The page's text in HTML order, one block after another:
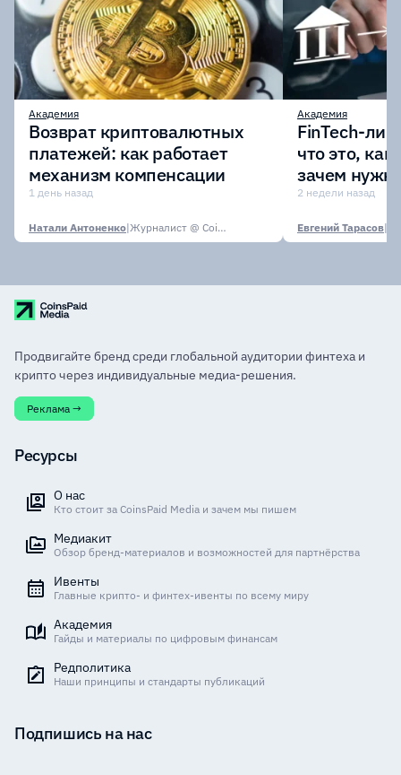
Академия
Возврат криптовалютных
платежей: как работает
механизм компенсации
1 день назад
Натали Антоненко| Журналист @ CoinsPaid Media
Академия
FinTech-
что это,
зачем
2 недели назад
Евгений Тарасов|
Продвигайте бренд среди глобальной аудитории финтеха и
крипто через индивидуальные медиа-решения.
Реклама →
Ресурсы
О нас
Кто стоит за CoinsPaid Media и зачем мы пишем
Медиакит
Обзор бренд-материалов и возможностей для партнёрства
Ивенты
Главные крипто- и финтех-ивенты по всему миру
Академия
Гайды и материалы по цифровым финансам
Редполитика
Наши принципы и стандарты публикаций
Подпишись на нас